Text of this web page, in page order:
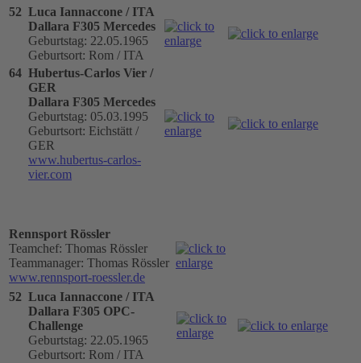
52 Luca Iannaccone / ITA
Dallara F305 Mercedes
Geburtstag: 22.05.1965
Geburtsort: Rom / ITA
64 Hubertus-Carlos Vier /
GER
Dallara F305 Mercedes
Geburtstag: 05.03.1995
Geburtsort: Eichstätt /
GER
www.hubertus-carlos-
vier.com
Rennsport Rössler
Teamchef: Thomas Rössler
Teammanager: Thomas Rössler
www.rennsport-roessler.de
52 Luca Iannaccone / ITA
Dallara F305 OPC-
Challenge
Geburtstag: 22.05.1965
Geburtsort: Rom / ITA